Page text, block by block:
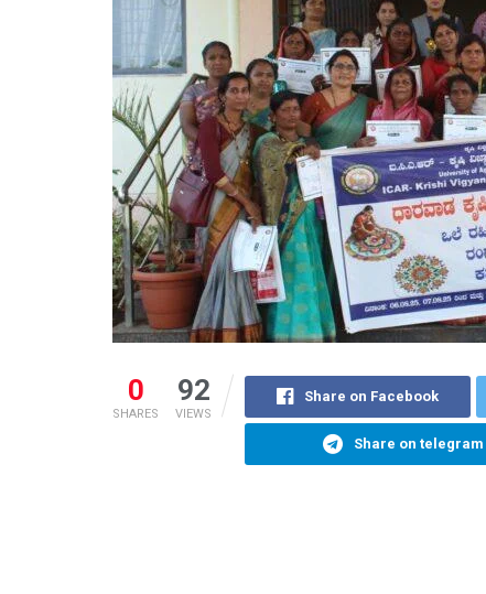
0
SHARES
92
VIEWS
Share on Facebook
Share on telegram